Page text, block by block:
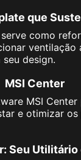
que
como
ventilação
design.
MSI Center
MSI Center
e otimizar os
Seu